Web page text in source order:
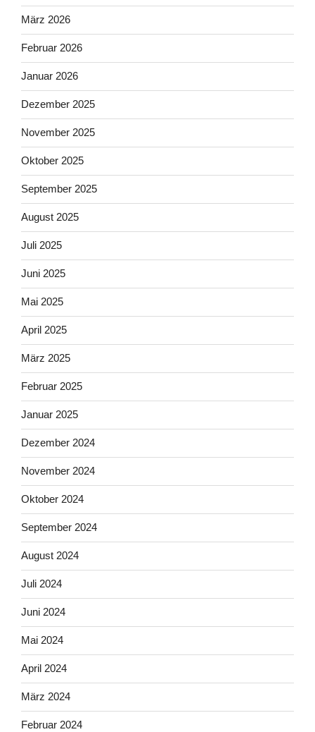
März 2026
Februar 2026
Januar 2026
Dezember 2025
November 2025
Oktober 2025
September 2025
August 2025
Juli 2025
Juni 2025
Mai 2025
April 2025
März 2025
Februar 2025
Januar 2025
Dezember 2024
November 2024
Oktober 2024
September 2024
August 2024
Juli 2024
Juni 2024
Mai 2024
April 2024
März 2024
Februar 2024